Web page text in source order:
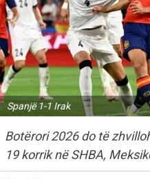
Spanjë 1-1 Irak
Botërori 2026 do të
19 korrik në SHBA,